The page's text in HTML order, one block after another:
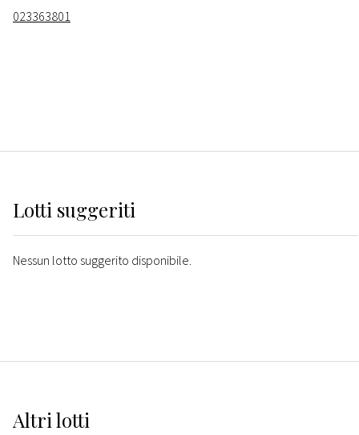
023363801
Lotti suggeriti
Nessun lotto suggerito disponibile.
Altrilotti